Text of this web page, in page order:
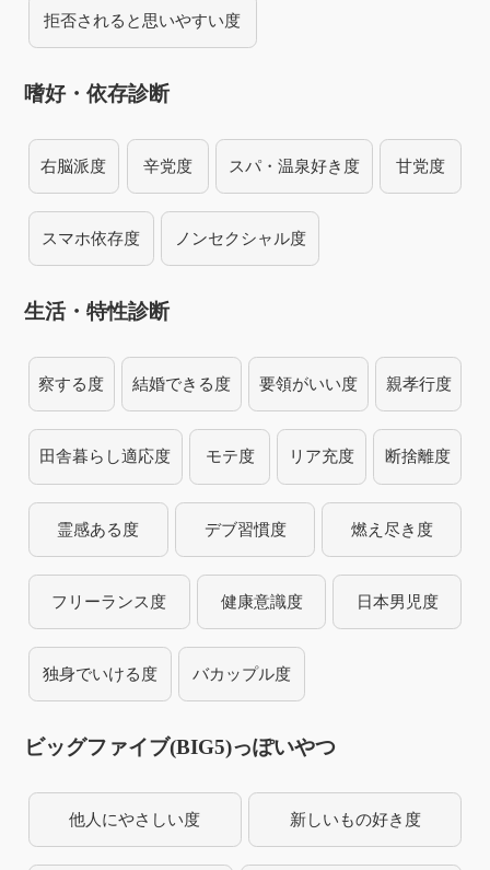
拒否されると思いやすい度
嗜好・依存診断
右脳派度 辛党度 スパ・温泉好き度 甘党度
スマホ依存度 ノンセクシャル度
生活・特性診断
察する度 結婚できる度 要領がいい度 親孝行度
田舎暮らし適応度 モテ度 リア充度 断捨離度
霊感ある度 デブ習慣度 燃え尽き度
フリーランス度 健康意識度 日本男児度
独身でいける度 バカップル度
ビッグファイブ(BIG5)っぽいやつ
他人にやさしい度 新しいもの好き度